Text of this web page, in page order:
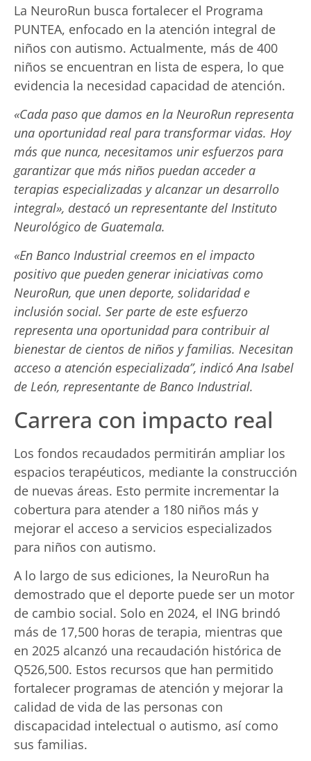
La NeuroRun busca fortalecer el Programa
PUNTEA, enfocado en la atención integral de
niños con autismo. Actualmente, más de 400
niños se encuentran en lista de espera, lo que
evidencia la necesidad capacidad de atención.
«Cada paso que damos en la NeuroRun representa
una oportunidad real para transformar vidas. Hoy
más que nunca, necesitamos unir esfuerzos para
garantizar que más niños puedan acceder a
terapias especializadas y alcanzar un desarrollo
integral», destacó un representante del Instituto
Neurológico de Guatemala.
«En Banco Industrial creemos en el impacto
positivo que pueden generar iniciativas como
NeuroRun, que unen deporte, solidaridad e
inclusión social. Ser parte de este esfuerzo
representa una oportunidad para contribuir al
bienestar de cientos de niños y familias. Necesitan
acceso a atención especializada”, indicó Ana Isabel
de León, representante de Banco Industrial.
Carrera con impacto real
Los fondos recaudados permitirán ampliar los
espacios terapéuticos, mediante la construcción
de nuevas áreas. Esto permite incrementar la
cobertura para atender a 180 niños más y
mejorar el acceso a servicios especializados
para niños con autismo.
A lo largo de sus ediciones, la NeuroRun ha
demostrado que el deporte puede ser un motor
de cambio social. Solo en 2024, el ING brindó
más de 17,500 horas de terapia, mientras que
en 2025 alcanzó una recaudación histórica de
Q526,500. Estos recursos que han permitido
fortalecer programas de atención y mejorar la
calidad de vida de las personas con
discapacidad intelectual o autismo, así como
sus familias.